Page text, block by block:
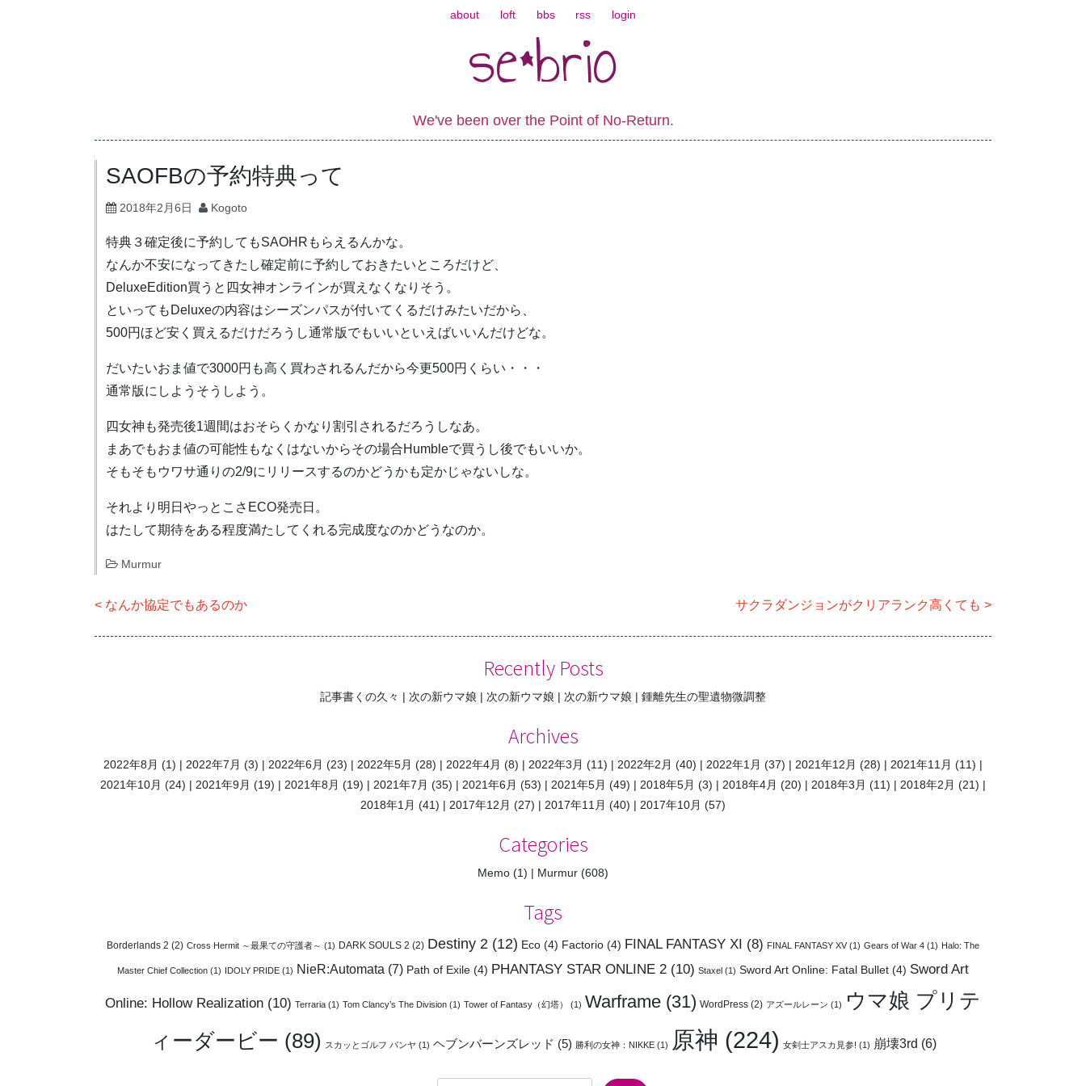
about loft bbs rss login
se*brio
We've been over the Point of No-Return.
SAOFBの予約特典って
2018年2月6日 Kogoto
特典３確定後に予約してもSAOHRもらえるんかな。
なんか不安になってきたし確定前に予約しておきたいところだけど、
DeluxeEdition買うと四女神オンラインが買えなくなりそう。
といってもDeluxeの内容はシーズンパスが付いてくるだけみたいだから、
500円ほど安く買えるだけだろうし通常版でもいいといえばいいんだけどな。
だいたいおま値で3000円も高く買わされるんだから今更500円くらい・・・
通常版にしようそうしよう。
四女神も発売後1週間はおそらくかなり割引されるだろうしなあ。
まあでもおま値の可能性もなくはないからその場合Humbleで買うし後でもいいか。
そもそもウワサ通りの2/9にリリースするのかどうかも定かじゃないしな。
それより明日やっとこさECO発売日。
はたして期待をある程度満たしてくれる完成度なのかどうなのか。
Murmur
投
ョ
なんか協定でもあるのか サクラダンジョンがクリアランク高くても
Recently Posts
記事書くの久々 次の新ウマ娘 次の新ウマ娘 次の新ウマ娘 鍾離先生の聖遺物微調整
Archives
2022年8月 (1) 2022年7月 (3) 2022年6月 (23) 2022年5月 (28) 2022年4月 (8) 2022年3月 (11) 2022年2月 (40) 2022年1月 (37) 2021年12月 (28) 2021年11月 (11)
2021年10月 (24) 2021年9月 (19) 2021年8月 (19) 2021年7月 (35) 2021年6月 (53) 2021年5月 (49) 2018年5月 (3) 2018年4月 (20) 2018年3月 (11) 2018年2月 (21)
2018年1月 (41) 2017年12月 (27) 2017年11月 (40) 2017年10月 (57)
Categories
Memo (1) Murmur (608)
Tags
Borderlands 2 (2) Cross Hermit ～最果ての守護者～ (1) DARK SOULS 2 (2) Destiny 2 (12) Eco (4) Factorio (4) FINAL FANTASY XI (8) FINAL FANTASY XV (1) Gears of War 4 (1) Halo: The
Master Chief Collection (1) IDOLY PRIDE (1) NieR:Automata (7) Path of Exile (4) PHANTASY STAR ONLINE 2 (10) Staxel (1) Sword Art Online: Fatal Bullet (4) Sword Art
Online: Hollow Realization (10) Terraria (1) Tom Clancy’s The Division (1) Tower of Fantasy（幻塔） (1) Warframe (31) WordPress (2) アズールレーン (1)
ウマ娘 プリテ
ィーダービー (89) スカッとゴルフ パンヤ (1) ヘブンバーンズレッド (5) 勝利の女神：NIKKE(1) 原神 (224) 女剣士アスカ見参! (1) 崩壊3rd (6)